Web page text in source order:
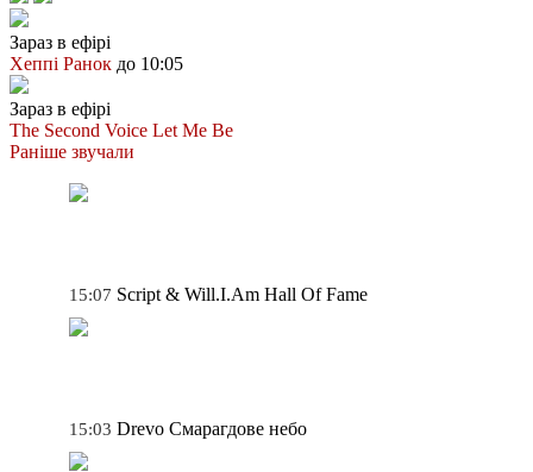
Зараз в ефірі
Хеппі Ранок до 10:05
Зараз в ефірі
The Second Voice Let Me Be
Раніше звучали
15:07 Script & Will.I.Am Hall Of Fame
15:03 Drevo Смарагдове небо